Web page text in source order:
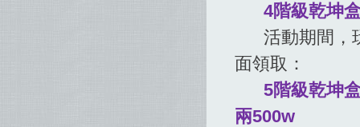
4階級乾坤
活動期間，
面領取：
5階級乾坤
兩500w